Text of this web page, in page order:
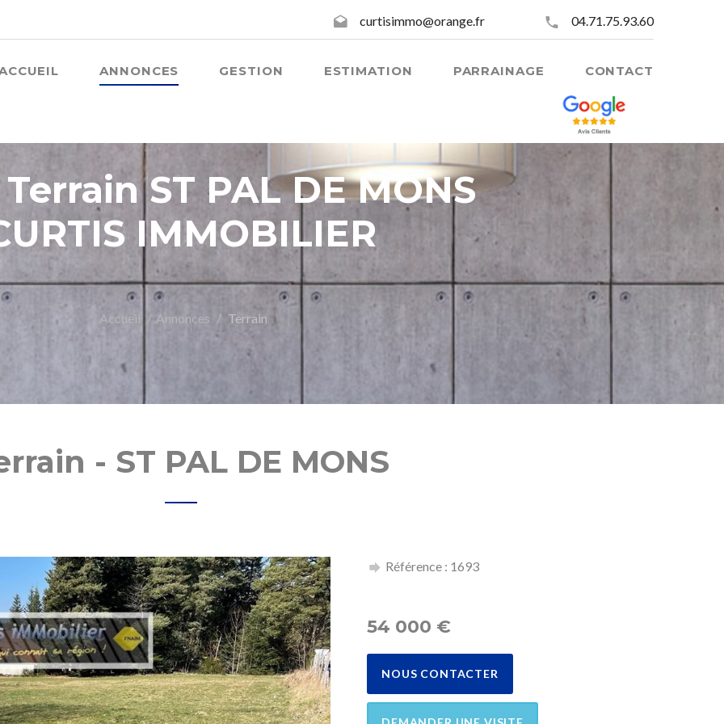
curtisimmo@orange.fr 04.71.75.93.60
ANNONCES GESTION ESTIMATION PARRAINAGE CONTACT
ST PAL DE MONS
IMMOBILIER
Accueil Annonces Terrain
- ST PAL DE MONS
Référence : 1693
54 000 €
NOUS CONTACTER